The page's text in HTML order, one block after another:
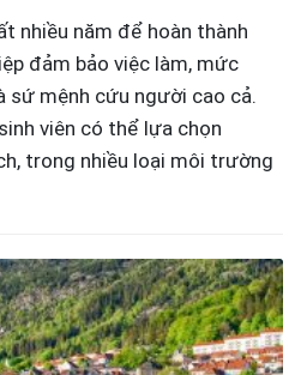
nhiều năm để hoàn thành
đảm bảo việc làm, mức
sứ mệnh cứu người cao cả.
viên có thể lựa chọn
trong nhiều loại môi trường